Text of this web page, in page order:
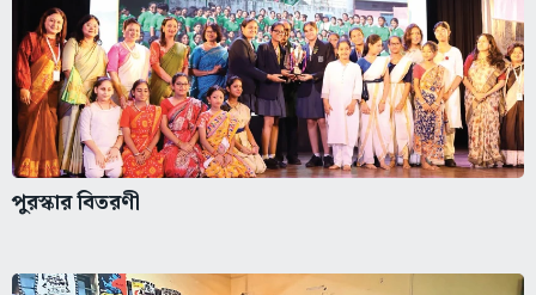
পুরস্কার বিতরণী